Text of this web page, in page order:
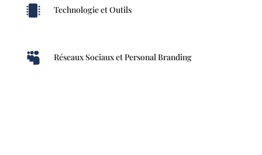
 Technologie et Outils
 Réseaux Sociaux et Personal Branding